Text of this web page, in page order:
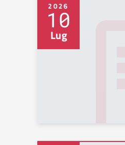
2026
10
Lug